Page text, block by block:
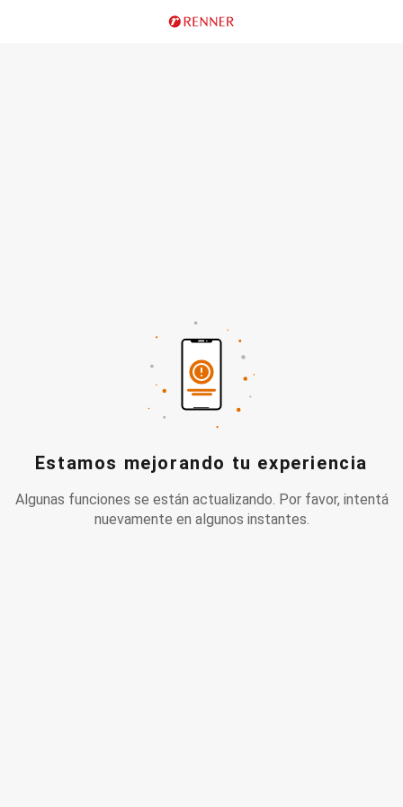
Estamos mejorando tu experiencia
Algunas funciones se están actualizando. Por favor, intentá
nuevamente en algunos instantes.